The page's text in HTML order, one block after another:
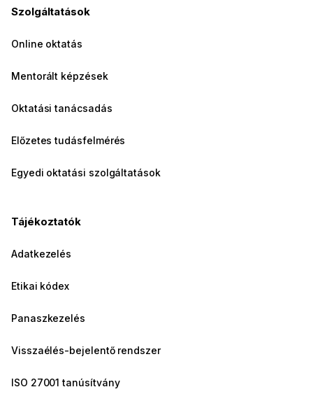
Szolgáltatások
Online oktatás
Mentorált képzések
Oktatási tanácsadás
Előzetes tudásfelmérés
Egyedi oktatási szolgáltatások
Tájékoztatók
Adatkezelés
Etikai kódex
Panaszkezelés
Visszaélés-bejelentő rendszer
ISO 27001 tanúsítvány